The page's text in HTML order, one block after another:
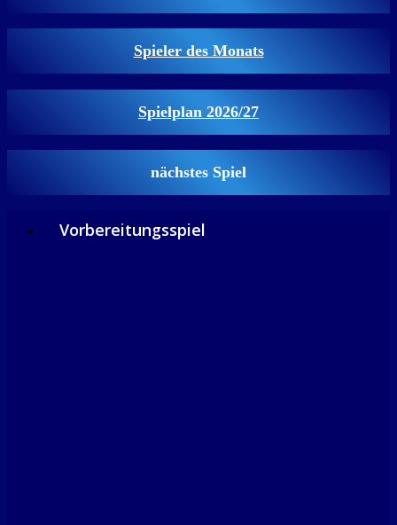
Spieler des Monats
Spielplan 2026/27
nächstes Spiel
Vorbereitungsspiel